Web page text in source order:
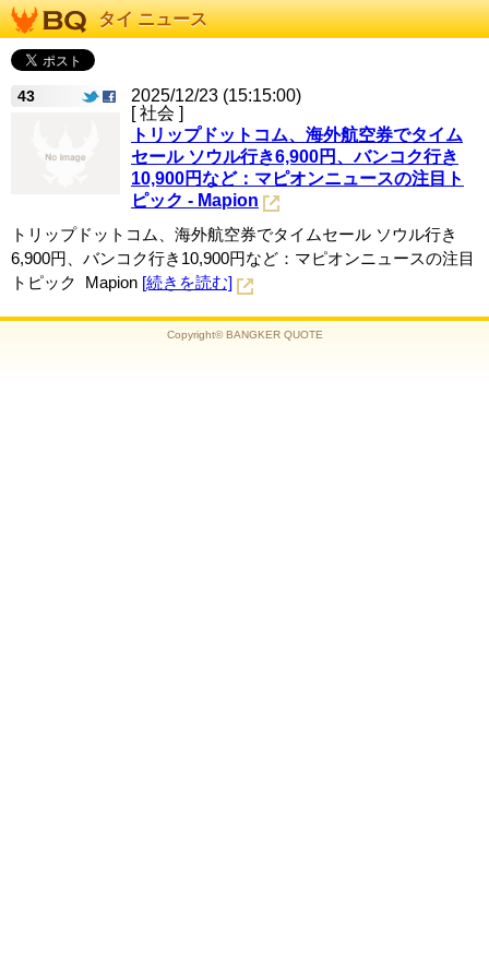
タイ ニュース
43
2025/12/23 (15:15:00)
[ 社会 ]
トリップドットコム、海外航空券でタイム
セール ソウル行き6,900円、バンコク行き
10,900円など：マピオンニュースの注目ト
ピック - Mapion
トリップドットコム、海外航空券でタイムセール ソウル行き
6,900円、バンコク行き10,900円など：マピオンニュースの注目
トピック Mapion [続きを読む]
Copyright© BANGKER QUOTE